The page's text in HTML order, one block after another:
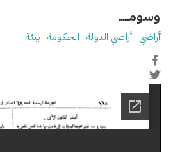
وسومـــــ
أراضي أراضي الدولة الحكومة بيئة